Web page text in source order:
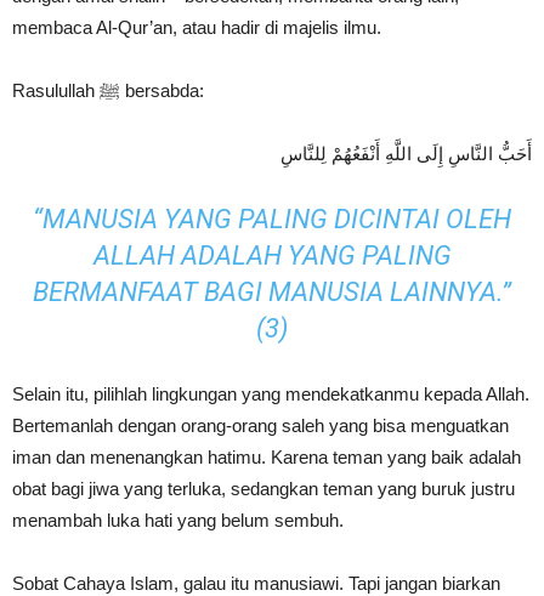
membaca Al-Qur’an, atau hadir di majelis ilmu.
Rasulullah ﷺ bersabda:
أَحَبُّ النَّاسِ إِلَى اللَّهِ أَنْفَعُهُمْ لِلنَّاسِ
“MANUSIA YANG PALING DICINTAI OLEH
ALLAH ADALAH YANG PALING
BERMANFAAT BAGI MANUSIA LAINNYA.”
(3)
Selain itu, pilihlah lingkungan yang mendekatkanmu kepada Allah.
Bertemanlah dengan orang-orang saleh yang bisa menguatkan
iman dan menenangkan hatimu. Karena teman yang baik adalah
obat bagi jiwa yang terluka, sedangkan teman yang buruk justru
menambah luka hati yang belum sembuh.
Sobat Cahaya Islam, galau itu manusiawi. Tapi jangan biarkan